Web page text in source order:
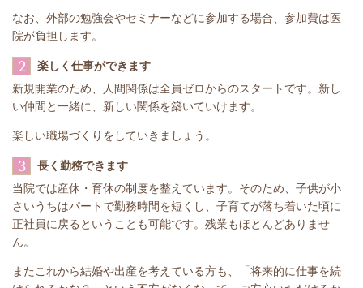
なお、外部の勉強会やセミナーなどに参加する場合、参加費は医
院が負担します。
2 楽しく仕事ができます
新規開業のため、人間関係は全員ゼロからのスタートです。新し
い仲間と一緒に、新しい関係を築いていけます。
楽しい職場づくりをしていきましょう。
3 長く勤務できます
当院では産休・育休の制度を整えています。そのため、子供が小
さいうちはパートで勤務時間を短くし、子育てが落ち着いた頃に
正社員に戻るということも可能です。残業もほとんどありませ
ん。
またこれから結婚や出産を考えている方も、「将来的に仕事を続